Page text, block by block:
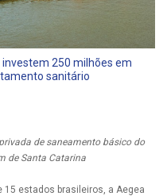
250 milhões em
sanitário
de saneamento básico do
de Santa Catarina
estados brasileiros, a Aegea